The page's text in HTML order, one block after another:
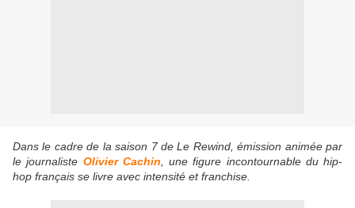
Dans le cadre de la saison 7 deLe Rewind, émission animée par
le journaliste Olivier Cachin , une figure incontournable du hip-
hop français se livre avec intensité et franchise.